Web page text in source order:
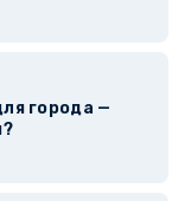
города —